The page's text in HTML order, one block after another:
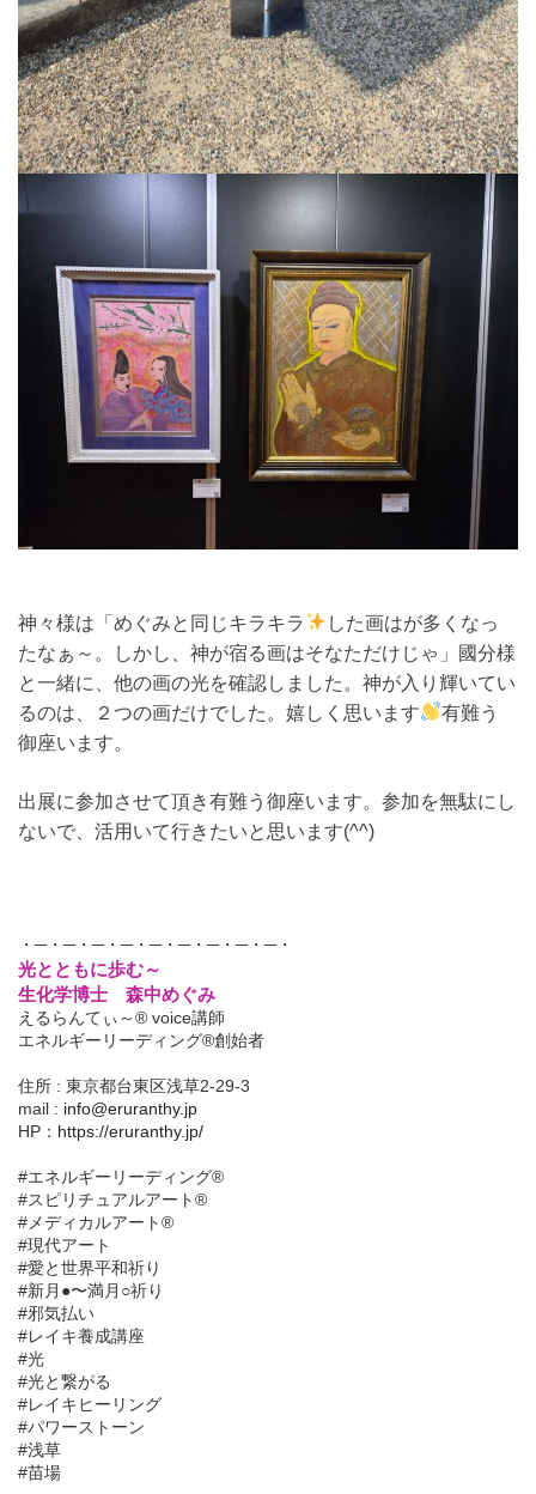
神々様は「めぐみと同じキラキラ
した画はが多くなっ
たなぁ～。しかし、神が宿る画はそなただけじゃ」國分様
と一緒に、他の画の光を確認しました。神が入り輝いてい
るのは、２つの画だけでした。嬉しく思います
有難う
御座います。
出展に参加させて頂き有難う御座います。参加を無駄にし
ないで、活用いて行きたいと思います(^^)
・─・─・─・─・─・─・─・─・─・
光とともに歩む～
生化学博士 森中めぐみ
えるらんてぃ～® voice講師
エネルギーリーディング®創始者
住所 : 東京都台東区浅草2-29-3
mail : info@eruranthy.jp
HP： https://eruranthy.jp/
#エネルギーリーディング®︎
#スピリチュアルアート®︎
#メディカルアート®︎
#現代アート
#愛と世界平和祈り
#新月●〜満月○祈り
#邪気払い
#レイキ養成講座
#光
#光と繋がる
#レイキヒーリング
#パワーストーン
#浅草
#苗場